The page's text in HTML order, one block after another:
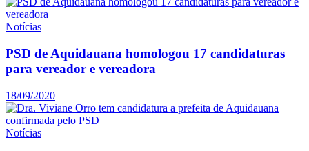
Notícias
PSD de Aquidauana homologou 17 candidaturas
para vereador e vereadora
18/09/2020
Notícias